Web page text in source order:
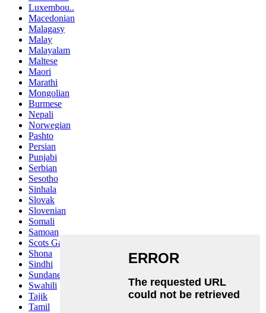
Luxembou..
Macedonian
Malagasy
Malay
Malayalam
Maltese
Maori
Marathi
Mongolian
Burmese
Nepali
Norwegian
Pashto
Persian
Punjabi
Serbian
Sesotho
Sinhala
Slovak
Slovenian
Somali
Samoan
Scots Gaelic
Shona
Sindhi
Sundanese
Swahili
Tajik
Tamil